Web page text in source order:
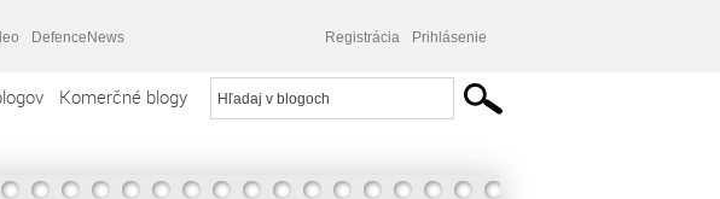
DefenceNews Registrácia Prihlásenie
Komerčné blogy